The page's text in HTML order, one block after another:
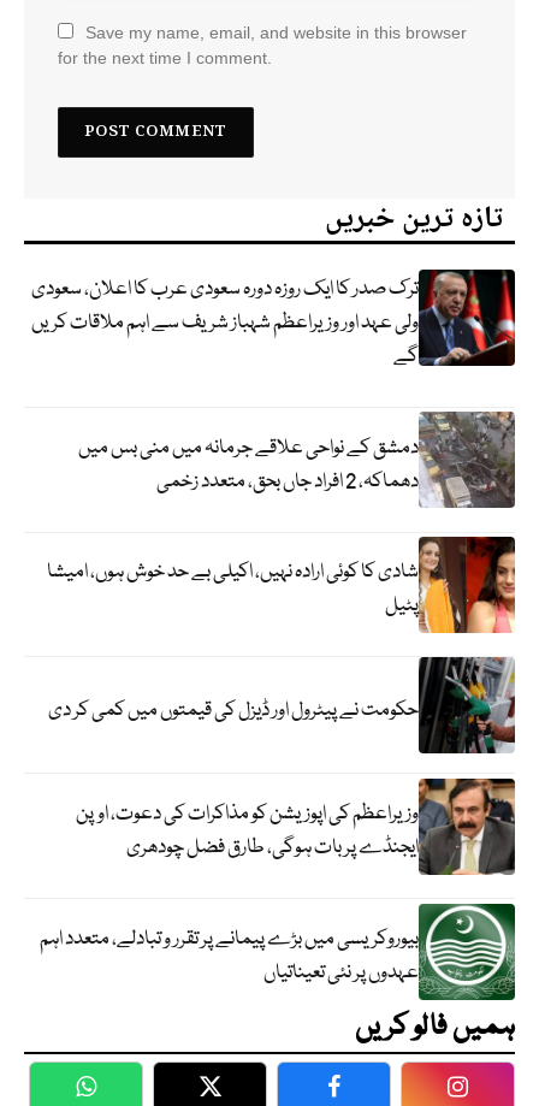
Save my name, email, and website in this browser
for the next time I comment.
تازہ ترین خبریں
ترک صدر کا ایک روزہ دورہ سعودی عرب کا اعلان، سعودی
ولی عہد اور وزیراعظم شہباز شریف سے اہم ملاقات کریں
گے
دمشق کے نواحی علاقے جرمانہ میں منی بس میں
دھماکہ، 2 افراد جاں بحق، متعدد زخمی
شادی کا کوئی ارادہ نہیں، اکیلی بے حد خوش ہوں، امیشا
پٹیل
حکومت نے پیٹرول اور ڈیزل کی قیمتوں میں کمی کر دی
وزیراعظم کی اپوزیشن کو مذاکرات کی دعوت، اوپن
ایجنڈے پر بات ہوگی، طارق فضل چودھری
بیوروکریسی میں بڑے پیمانے پر تقرر و تبادلے، متعدد اہم
عہدوں پر نئی تعیناتیاں
ہمیں فالو کریں